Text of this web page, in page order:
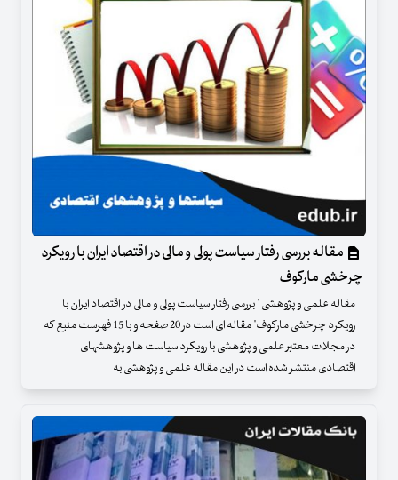
مقاله بررسی رفتار سیاست پولی و مالی در اقتصاد ایران با رویکرد
چرخشی مارکوف
مقاله علمی و پژوهشی " بررسی رفتار سیاست پولی و مالی در اقتصاد ایران با
رویکرد چرخشی مارکوف" مقاله ای است در 20 صفحه و با 15 فهرست منبع که
در مجلات معتبر علمی و پژوهشی با رویکرد سیاست ها و پژوهشهای
اقتصادی منتشر شده است در این مقاله علمی و پژوهشی به